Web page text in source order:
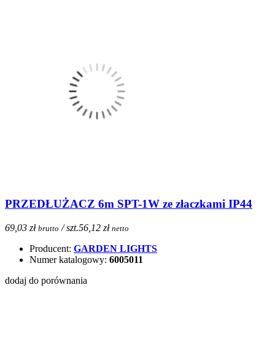
PRZEDŁUŻACZ 6m SPT-1W ze złaczkami IP44
69,03 zł brutto / szt.56,12 zł netto
Producent: GARDEN LIGHTS
Numer katalogowy: 6005011
dodaj do porównania